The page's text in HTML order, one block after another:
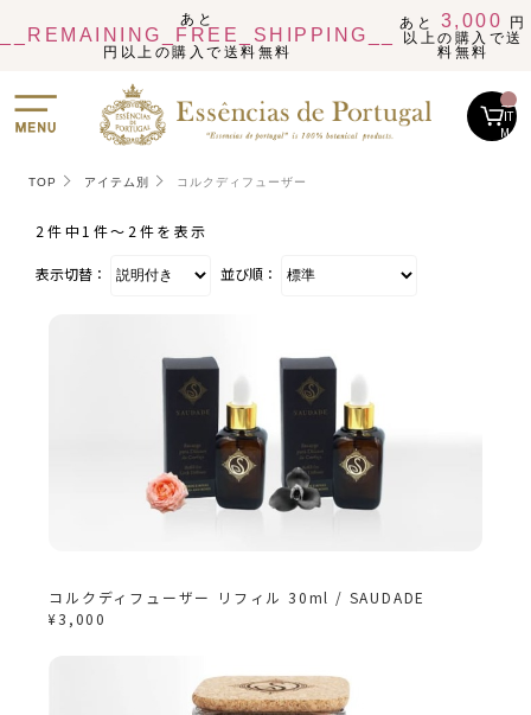
あと
__REMAINING_FREE_SHIPPING__
円以上の購入で送料無料
あと 3,000
円
以上の購入で送
料無料
__
IT
M_
TOP アイテム別 コルクディフューザー
表示切替： 並び順：
2件中1件〜2件を表示
コルクディフューザー リフィル 30ml / SAUDADE
¥3,000